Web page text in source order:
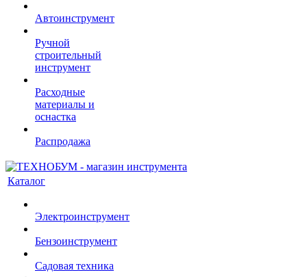
Автоинструмент
Ручной
строительный
инструмент
Расходные
материалы и
оснастка
Распродажа
Каталог
Электроинструмент
Бензоинструмент
Садовая техника